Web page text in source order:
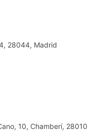
28044, Madrid
10, Chamberí, 28010